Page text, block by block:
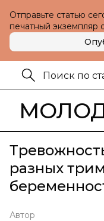
Отправьте статью
печатный экземпляр
разных
Автор